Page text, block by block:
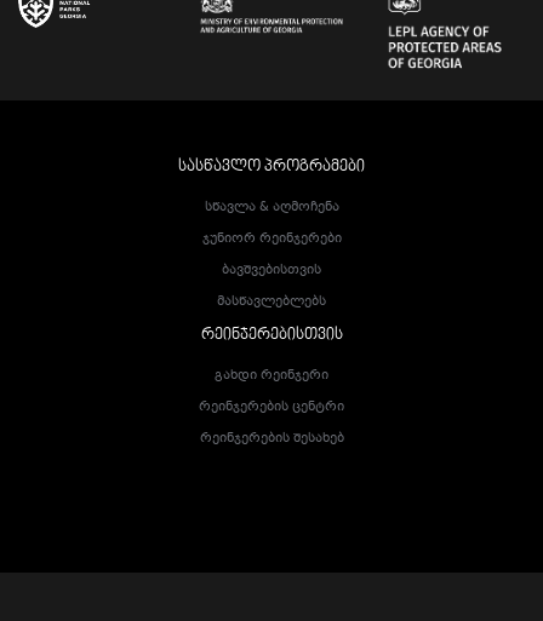
ᲡᲐᲡᲬᲐᲕᲚᲝ ᲞᲠᲝᲒᲠᲐᲛᲔᲑᲘ
Სწავლა & Აღმოჩენა
Ჯუნიორ Რეინჯერები
Ბავშვებისთვის
Მასწავლებლებს
ᲠᲔᲘᲜᲯᲔᲠᲔᲑᲘᲡᲗᲕᲘᲡ
Გახდი Რეინჯერი
Რეინჯერების Ცენტრი
Რეინჯერების Შესახებ